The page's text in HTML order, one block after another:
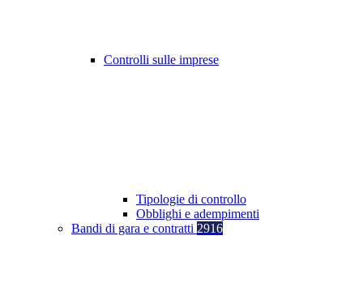
Controlli sulle imprese
Tipologie di controllo
Obblighi e adempimenti
Bandi di gara e contratti 2916